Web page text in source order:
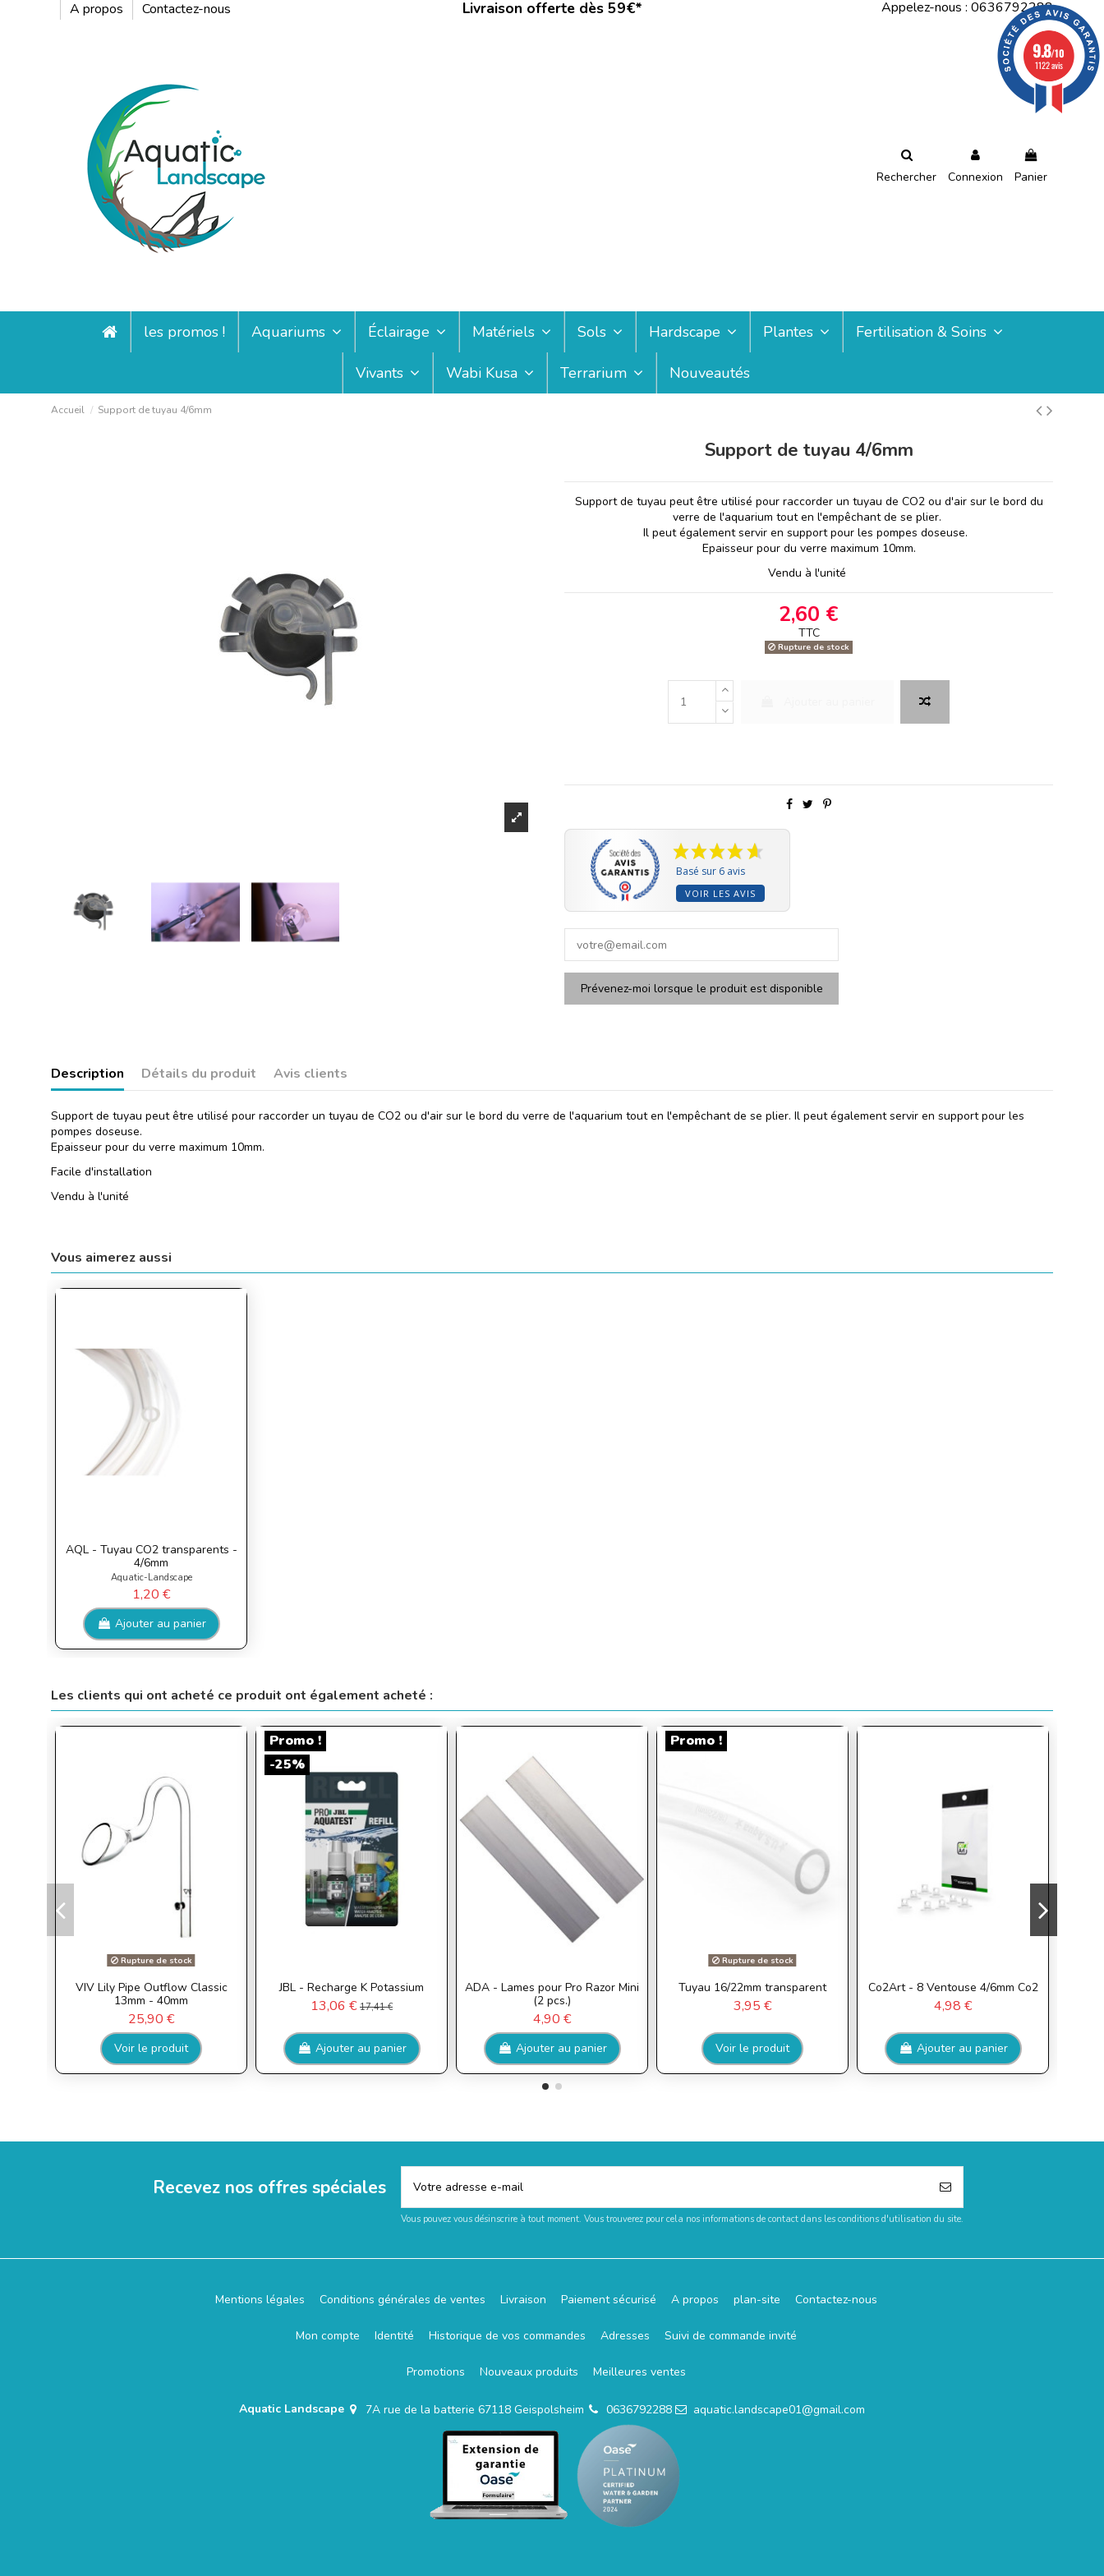
A propos Contactez-nous Livraison offerte dès 59€* Appelez-nous : 0636792288
Rechercher Connexion Panier
les promos ! Aquariums Éclairage Matériels Sols Hardscape Plantes Fertilisation & Soins
Vivants Wabi Kusa Terrarium Nouveautés
Accueil Support de tuyau 4/6mm
Support de tuyau 4/6mm
Support de tuyau peut être utilisé pour raccorder un tuyau de CO2 ou d'air sur le bord du
verre de l'aquarium tout en l'empêchant de se plier.
Il peut également servir en support pour les pompes doseuse.
Epaisseur pour du verre maximum 10mm.
Vendu à l'unité
2,60 €
TTC
Rupture de stock
Basé sur 6 avis
VOIR LES AVIS
Description Détails du produit Avis clients
Support de tuyau peut être utilisé pour raccorder un tuyau de CO2 ou d'air sur le bord du verre de l'aquarium tout en l'empêchant de se plier. Il peut également servir en support pour les
pompes doseuse.
Epaisseur pour du verre maximum 10mm.
Facile d'installation
Vendu à l'unité
Vous aimerez aussi
AQL - Tuyau CO2 transparents -
4/6mm
Aquatic-Landscape
1,20 €
Ajouter au panier
Les clients qui ont acheté ce produit ont également acheté :
Rupture de stock
VIV Lily Pipe Outflow Classic
13mm - 40mm
25,90 €
Voir le produit
Promo !
-25%
JBL - Recharge K Potassium
13,06 € 17,41 €
Ajouter au panier
ADA - Lames pour Pro Razor Mini
(2 pcs.)
4,90 €
Ajouter au panier
Promo !
Rupture de stock
Tuyau 16/22mm transparent
3,95 €
Voir le produit
Co2Art - 8 Ventouse 4/6mm Co2
4,98 €
Ajouter au panier
Recevez nos offres spéciales
Vous pouvez vous désinscrire à tout moment. Vous trouverez pour cela nos informations de contact dans les conditions d'utilisation du site.
Mentions légales Conditions générales de ventes Livraison Paiement sécurisé A propos plan-site Contactez-nous
Mon compte Identité Historique de vos commandes Adresses Suivi de commande invité
Promotions Nouveaux produits Meilleures ventes
Aquatic Landscape 7A rue de la batterie 67118 Geispolsheim 0636792288 aquatic.landscape01@gmail.com
9.8/10
1122 avis